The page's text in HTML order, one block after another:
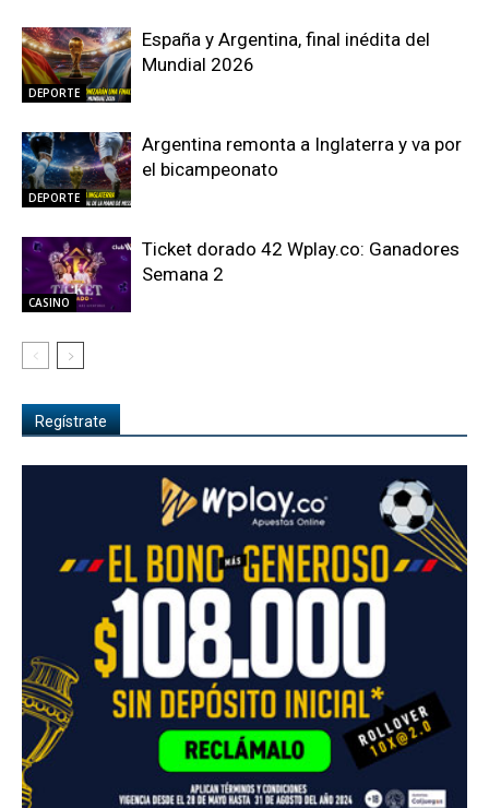
DEPORTE
España y Argentina, final inédita del
Mundial 2026
DEPORTE
Argentina remonta a Inglaterra y va por
el bicampeonato
CASINO
Ticket dorado 42 Wplay.co: Ganadores
Semana 2
Regístrate